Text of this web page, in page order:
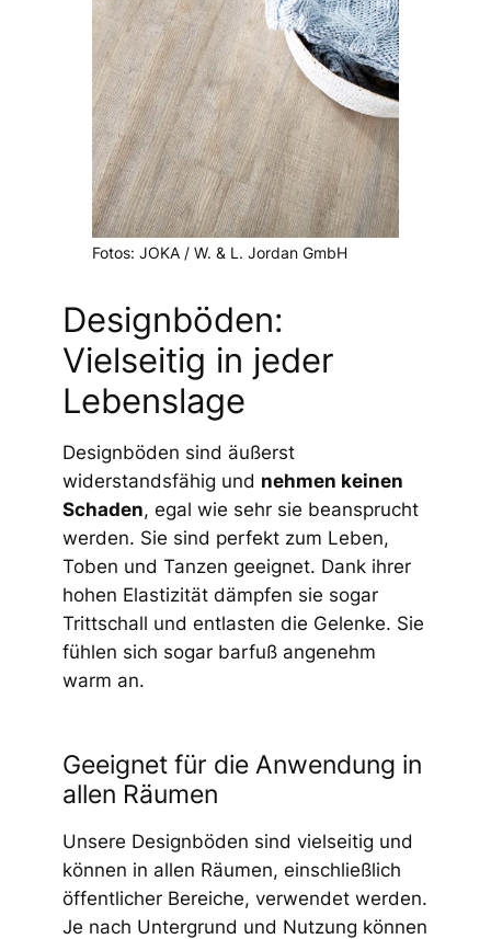
Fotos: JOKA / W. & L. Jordan GmbH
Designböden:
Vielseitig in jeder
Lebenslage
Designböden sind äußerst
widerstandsfähig und nehmen keinen
Schaden, egal wie sehr sie beansprucht
werden. Sie sind perfekt zum Leben,
Toben und Tanzen geeignet. Dank ihrer
hohen Elastizität dämpfen sie sogar
Trittschall und entlasten die Gelenke. Sie
fühlen sich sogar barfuß angenehm
warm an.
Geeignet für die Anwendung in
allen Räumen
Unsere Designböden sind vielseitig und
können in allen Räumen, einschließlich
öffentlicher Bereiche, verwendet werden.
Je nach Untergrund und Nutzung können